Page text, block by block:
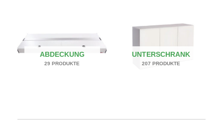
ABDECKUNG
29 PRODUKTE
UNTERSCHRANK
207 PRODUKTE